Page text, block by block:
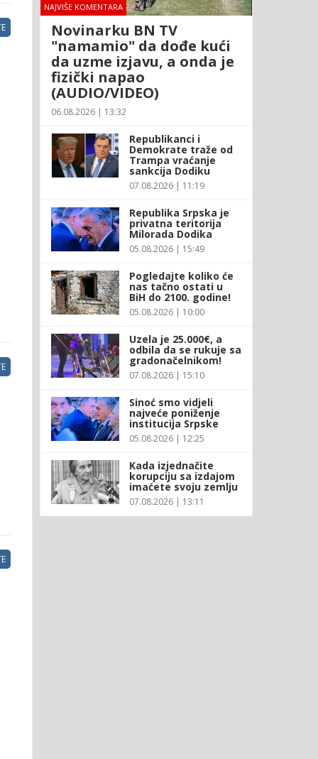
NAJVIŠE KOMENTARA
Novinarku BN TV
"namamio" da dođe kući
da uzme izjavu, a onda je
fizički napao
(AUDIO/VIDEO)
06.08.2026 | 13:32
Republikanci i
Demokrate traže od
Trampa vraćanje
sankcija Dodiku
07.08.2026 | 11:19
Republika Srpska je
privatna teritorija
Milorada Dodika
05.08.2026 | 15:49
Pogledajte koliko će
nas tačno ostati u
BiH do 2100. godine!
05.08.2026 | 10:00
Uzela je 25.000€, a
odbila da se rukuje sa
gradonačelnikom!
07.08.2026 | 15:10
Sinoć smo vidjeli
najveće poniženje
institucija Srpske
05.08.2026 | 12:25
Kada izjednačite
korupciju sa izdajom
imaćete svoju zemlju
07.08.2026 | 13:11